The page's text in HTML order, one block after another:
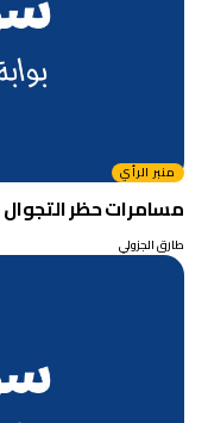
منبر الرأي
مسامرات حظر
طارق الجزولي